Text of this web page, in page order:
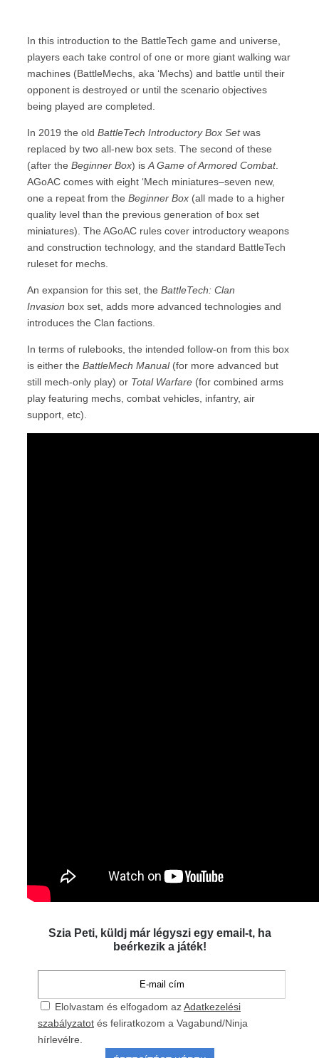
In this introduction to the BattleTech game and universe,
players each take control of one or more giant walking war
machines (BattleMechs, aka ‘Mechs) and battle until their
opponent is destroyed or until the scenario objectives
being played are completed.
In 2019 the old BattleTech Introductory Box Setwas
replaced by two all-new box sets. The second of these
(after the Beginner Box) is A Game of Armored Combat.
AGoAC comes with eight ‘Mech miniatures–seven new,
one a repeat from the Beginner Box (all made to a higher
quality level than the previous generation of box set
miniatures). The AGoAC rules cover introductory weapons
and construction technology, and the standard BattleTech
ruleset for mechs.
An expansion for this set, the BattleTech: Clan
Invasion box set, adds more advanced technologies and
introduces the Clan factions.
In terms of rulebooks, the intended follow-on from this box
is either the BattleMech Manual(for more advanced but
still mech-only play) or Total Warfare (for combined arms
play featuring mechs, combat vehicles, infantry, air
support, etc).
Szia Peti, küldj már légyszi egy email-t, ha
beérkezik a játék!
Elolvastam és elfogadom azAdatkezelési
szabályzatot és feliratkozom a Vagabund/Ninja
hírlevélre.